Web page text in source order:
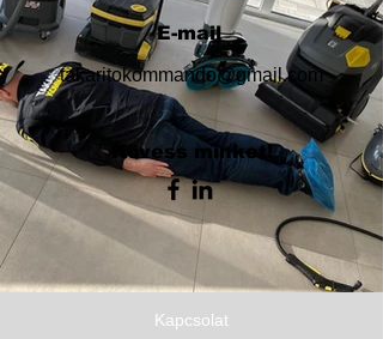
E-mail
takaritokommando@gmail.com
Kövess minket!
Kapcsolat